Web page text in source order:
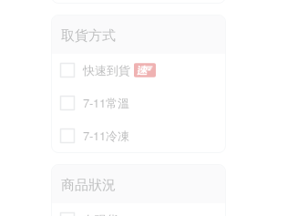
取貨方式
快速到貨
7-11常溫
7-11冷凍
商品狀況